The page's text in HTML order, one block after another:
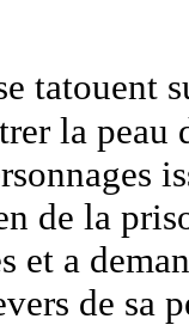
tatouent
la peau
de la
et a
de sa